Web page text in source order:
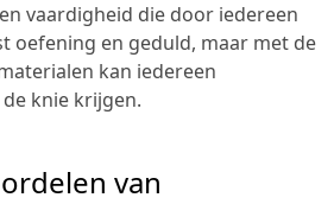
vaardigheid die door iedereen
oefening en geduld, maar met de
kan iedereen
knie krijgen.
van